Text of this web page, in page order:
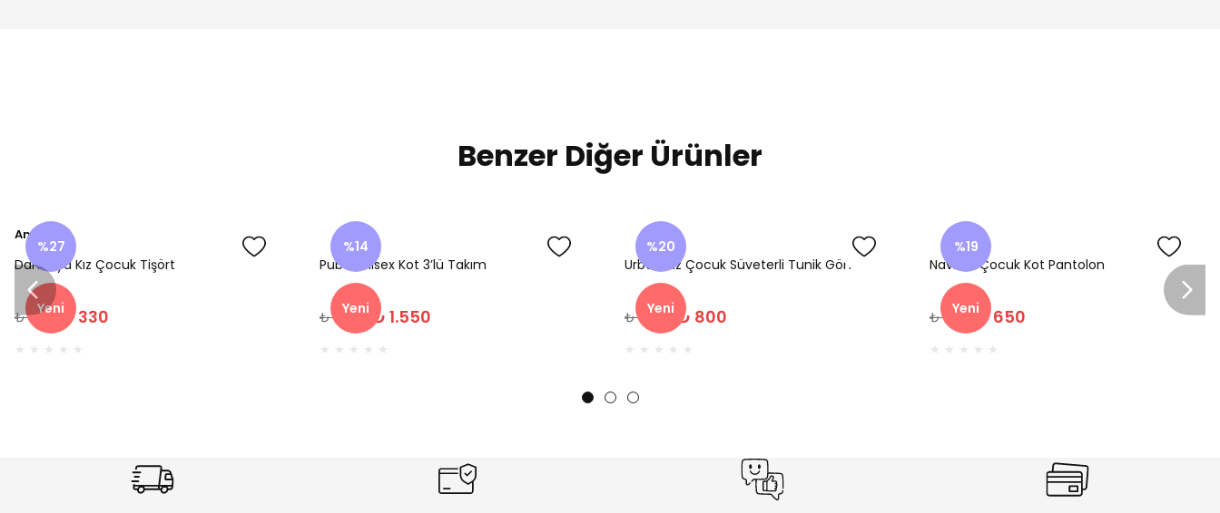
Benzer Diğer Ürünler
%27
Yeni
Amine
Dantelya Kız Çocuk Tişört
₺ 450 ₺ 330
%14
Yeni
Puba Unisex Kot 3’lü Takım
₺ 1.800 ₺ 1.550
%20
Yeni
Urban Kız Çocuk Süveterli Tunik Gömlek
₺ 1.000 ₺ 800
%19
Yeni
Navi Kız Çocuk Kot Pantolon
₺ 800 ₺ 650